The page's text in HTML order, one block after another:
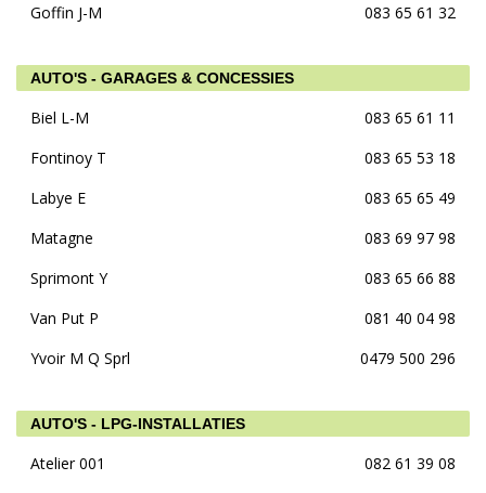
Goffin J-M
083 65 61 32
AUTO'S - GARAGES & CONCESSIES
Biel L-M
083 65 61 11
Fontinoy T
083 65 53 18
Labye E
083 65 65 49
Matagne
083 69 97 98
Sprimont Y
083 65 66 88
Van Put P
081 40 04 98
Yvoir M Q Sprl
0479 500 296
AUTO'S - LPG-INSTALLATIES
Atelier 001 082 61 39 08